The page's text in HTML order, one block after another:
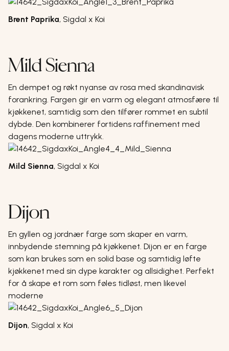
Brent Paprika, Sigdal x Koi
Mild Sienna
En dempet og røkt nyanse av rosa med skandinavisk
forankring. Fargen gir en varm og elegant atmosfære til
kjøkkenet, samtidig som den tilfører rommet en subtil
dybde. Den kombinerer fortidens raffinement med
dagens moderne uttrykk.
Mild Sienna, Sigdal x Koi
Dijon
En gyllen og jordnær farge som skaper en varm,
innbydende stemning på kjøkkenet. Dijon er en farge
som kan brukes som en solid base og samtidig løfte
kjøkkenet med sin dype karakter og allsidighet. Perfekt
for å skape et rom som føles tidløst, men likevel
moderne
Dijon, Sigdal x Koi